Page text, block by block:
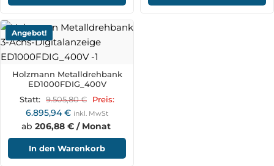
Angebot!
Holzmann Metalldrehbank
ED1000FDIG_400V
Statt: 9.505,80€ Preis:
6.895,94€ inkl. MwSt
ab 206,88 € / Monat
In den Warenkorb